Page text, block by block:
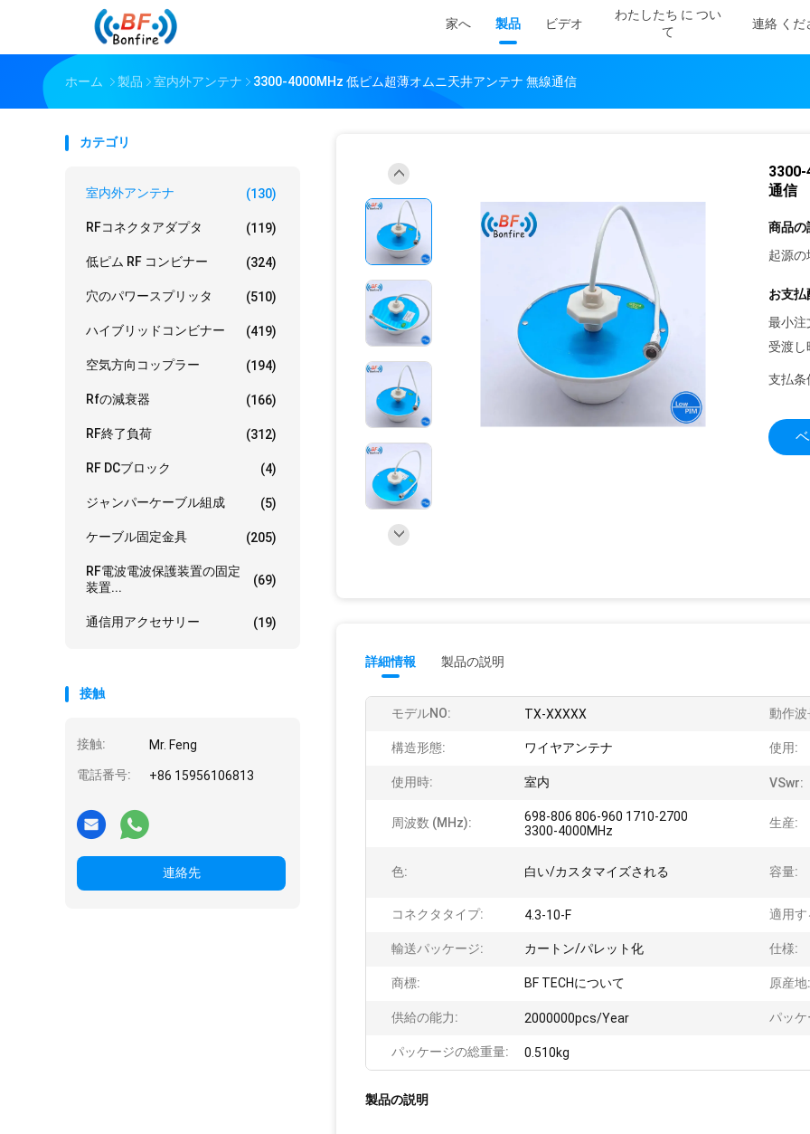
家へ 製品 ビデオ
わたしたち に つい
て
連絡 くだ
ホーム 製品 室内外アンテナ 3300-4000MHz 低ピム超薄オムニ天井アンテナ 無線通信
カテゴリ
室内外アンテナ (130)
RFコネクタアダプタ (119)
低ピム RF コンビナー (324)
穴のパワースプリッタ (510)
ハイブリッドコンビナー (419)
空気方向コップラー (194)
Rfの減衰器 (166)
RF終了負荷 (312)
RF DCブロック (4)
ジャンパーケーブル組成 (5)
ケーブル固定金具 (205)
RF電波電波保護装置の固定
装置...
(69)
通信用アクセサリー (19)
接触
接触: Mr. Feng
電話番号: +86 15956106813
連絡先
3300-
通信
商品の
起源の
お支払
最小注
受渡し
支払条
詳細情報 製品の説明
モデルNO: TX-XXXXX 動作波
構造形態: ワイヤアンテナ 使用:
使用時: 室内 VSwr:
周波数 (MHz):
698-806 806-960 1710-2700
3300-4000MHz
生産:
色: 白い/カスタマイズされる 容量:
コネクタタイプ: 4.3-10-F 適用す
輸送パッケージ: カートン/パレット化 仕様:
商標: BF TECHについて 原産地:
供給の能力: 2000000pcs/Year パッ
パッケージの総重量: 0.510kg
製品の説明